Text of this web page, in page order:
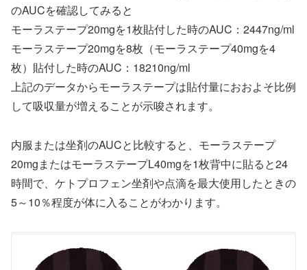
のAUCを確認してみると
モーラステープ20mgを1枚貼付した時のAUC：2447ng/ml
モーラステープ20mgを8枚（モーラステープ40mgを4
枚）貼付した時のAUC：18210ng/ml
上記のデータからモーラステープは貼付量におおよそ比例
して吸収量が増えることが示唆されます。
内服または坐剤のAUCと比較すると、モーラステープ
20mgまたはモーラステープL40mgを1枚背中に貼ると24
時間で、ケトプロフェン坐剤や点滴を最大使用したときの
5～10％程度が体に入ることがわかります。